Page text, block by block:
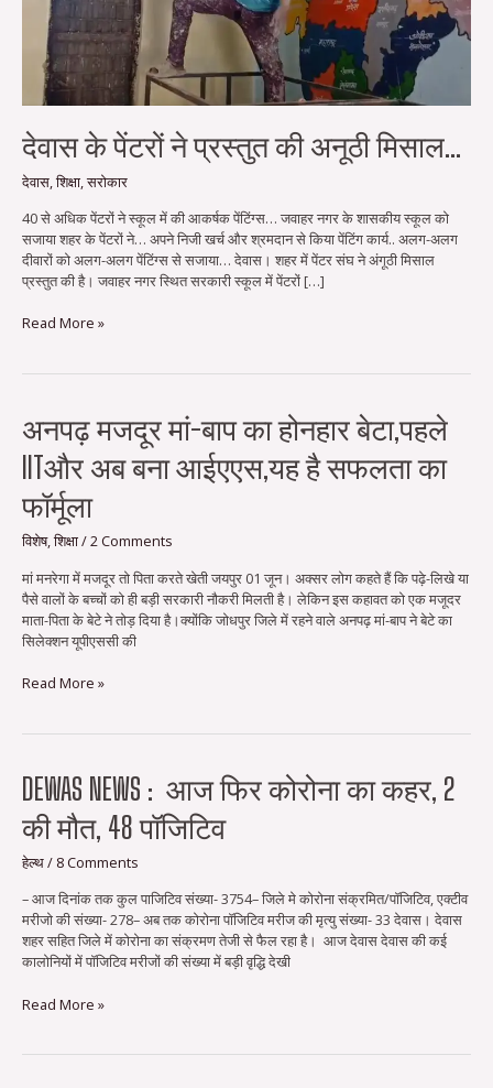
देवास के पेंटरों ने प्रस्तुत की अनूठी मिसाल…
देवास,शिक्षा,सरोकार
40 से अधिक पेंटरों ने स्कूल में की आकर्षक पेंटिंग्स… जवाहर नगर के शासकीय स्कूल को
सजाया शहर के पेंटरों ने… अपने निजी खर्च और श्रमदान से किया पेंटिंग कार्य.. अलग-अलग
दीवारों को अलग-अलग पेंटिंग्स से सजाया… देवास। शहर में पेंटर संघ ने अंगूठी मिसाल
प्रस्तुत की है। जवाहर नगर स्थित सरकारी स्कूल में पेंटरों […]
मिसाल…
Read More »
अनपढ़ मजदूर मां-बाप का होनहार बेटा,पहले
IITऔर अब बना आईएएस,यह है सफलता का
फॉर्मूला
विशेष,शिक्षा/2 Comments
मां मनरेगा में मजदूर तो पिता करते खेती जयपुर 01 जून। अक्सर लोग कहते हैं कि पढ़े-लिखे या
पैसे वालों के बच्चों को ही बड़ी सरकारी नौकरी मिलती है। लेकिन इस कहावत को एक मजूदर
माता-पिता के बेटे ने तोड़ दिया है।क्योंकि जोधपुर जिले में रहने वाले अनपढ़ मां-बाप ने बेटे का
सिलेक्शन यूपीएससी की
अनपढ़
मजदूर
मां-
बाप
का
होनहार
बेटा,पहले
अब
बना
आईएएस,यह
है
का
Read More »
DEWAS NEWS : आज फिर कोरोना का कहर, 2
की मौत, 48 पॉजिटिव
हेल्थ/ 8 Comments
– आज दिनांक तक कुल पाजिटिव संख्या- 3754– जिले मे कोरोना संक्रमित/पॉजिटिव, एक्‍टीव
मरीजो की संख्या- 278– अब तक कोरोना पॉजिटिव मरीज की मृत्‍यु संख्या- 33 देवास। देवास
शहर सहित जिले में कोरोना का संक्रमण तेजी से फैल रहा है। आज देवास देवास की कई
कालोनियों में पॉजिटिव मरीजों की संख्या में बड़ी वृद्धि देखी
Dewas
news
:
आज
फिर
का
कहर,
2
की
48
Read More »